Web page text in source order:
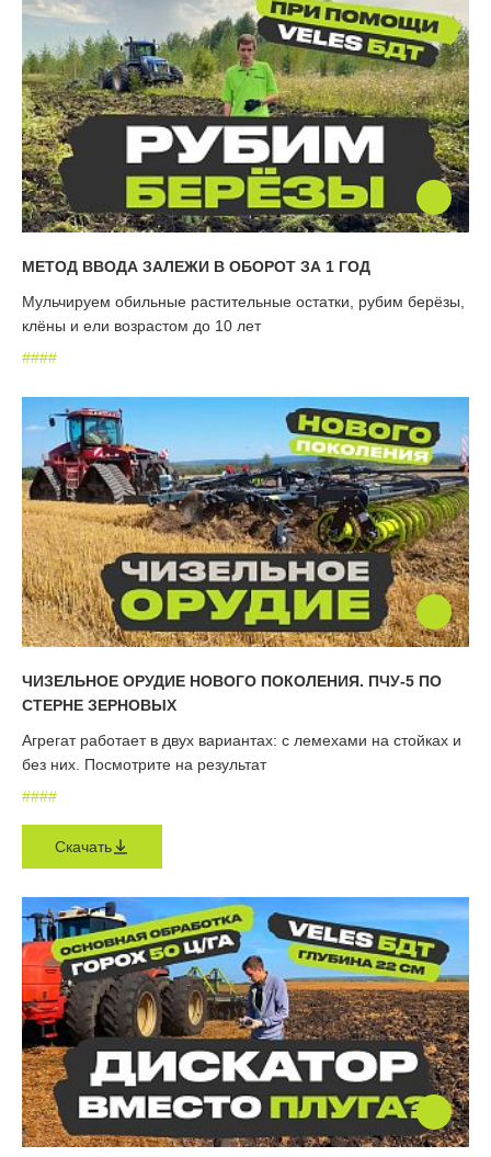
МЕТОД ВВОДА ЗАЛЕЖИ В ОБОРОТ ЗА 1 ГОД
Мульчируем обильные растительные остатки, рубим берёзы,
клёны и ели возрастом до 10 лет
####
ЧИЗЕЛЬНОЕ ОРУДИЕ НОВОГО ПОКОЛЕНИЯ. ПЧУ-5 ПО
СТЕРНЕ ЗЕРНОВЫХ
Агрегат работает в двух вариантах: с лемехами на стойках и
без них. Посмотрите на результат
####
Скачать